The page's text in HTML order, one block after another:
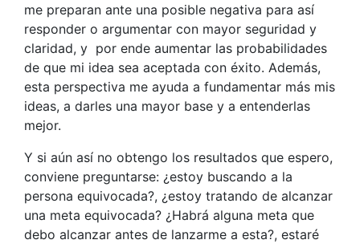
me preparan ante una posible negativa para así
responder o argumentar con mayor seguridad y
claridad, y por ende aumentar las probabilidades
de que mi idea sea aceptada con éxito. Además,
esta perspectiva me ayuda a fundamentar más mis
ideas, a darles una mayor base y a entenderlas
mejor.
Y si aún así no obtengo los resultados que espero,
conviene preguntarse: ¿estoy buscando a la
persona equivocada?, ¿estoy tratando de alcanzar
una meta equivocada? ¿Habrá alguna meta que
debo alcanzar antes de lanzarme a esta?, estaré